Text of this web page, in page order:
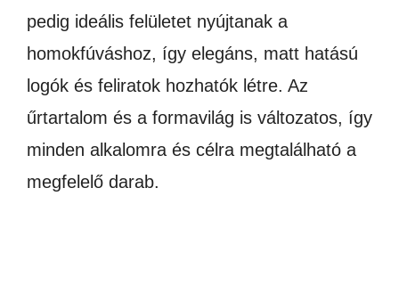
pedig ideális felületet nyújtanak a
homokfúváshoz, így elegáns, matt hatású
logók és feliratok hozhatók létre. Az
űrtartalom és a formavilág is változatos, így
minden alkalomra és célra megtalálható a
megfelelő darab.